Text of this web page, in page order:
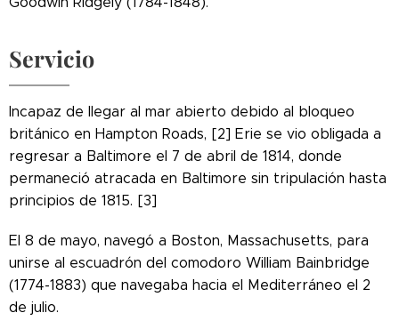
Servicio
Incapaz de llegar al mar abierto debido al bloqueo
británico en Hampton Roads, [2] Erie se vio obligada a
regresar a Baltimore el 7 de abril de 1814, donde
permaneció atracada en Baltimore sin tripulación hasta
principios de 1815. [3]
El 8 de mayo, navegó a Boston, Massachusetts, para
unirse al escuadrón del comodoro William Bainbridge
(1774-1883) que navegaba hacia el Mediterráneo el 2
de julio.